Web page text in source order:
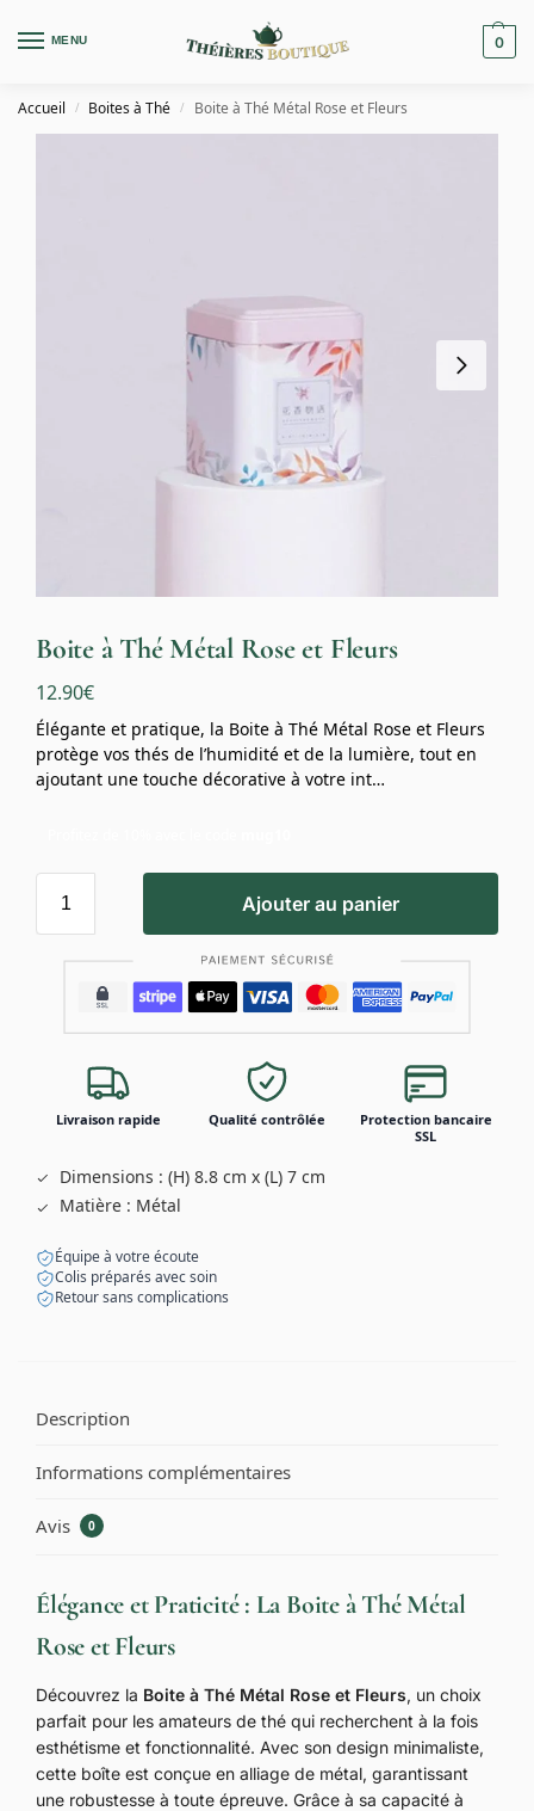
MENU 0
Accueil / Boites à Thé / Boite à Thé Métal Rose et Fleurs
Boite à Thé Métal Rose et Fleurs
12.90€
Élégante et pratique, la Boite à Thé Métal Rose et Fleurs
protège vos thés de l’humidité et de la lumière, tout en
ajoutant une touche décorative à votre int…
Ajouter au panier
Livraison rapide Qualité contrôlée
Protection bancaire
SSL
Dimensions : (H) 8.8 cm x (L) 7 cm
Matière : Métal
Équipe à votre écoute
Colis préparés avec soin
Retour sans complications
Description
Informations complémentaires
Avis 0
Élégance et Praticité : La Boite à Thé Métal
Rose et Fleurs
Découvrez la Boite à Thé Métal Rose et Fleurs, un choix
parfait pour les amateurs de thé qui recherchent à la fois
esthétisme et fonctionnalité. Avec son design minimaliste,
cette boîte est conçue en alliage de métal, garantissant
une robustesse à toute épreuve. Grâce à sa capacité à